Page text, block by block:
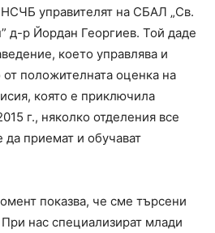
управителят на СБАЛ „Св.
д-р Йордан Георгиев. Той даде
което управлява и
положителната оценка на
която е приключила
г., няколко отделения все
приемат и обучават
показва, че сме търсени
При нас специализират млади